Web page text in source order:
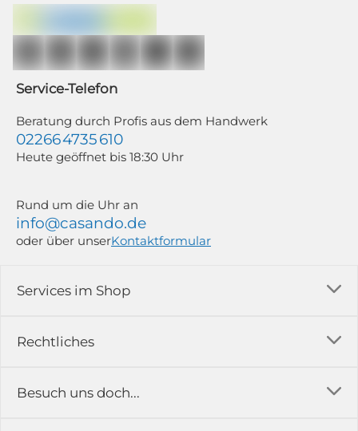
casando (Holz-Richter GmbH) sowie zur Interessen-Analyse durch
jederzeit mit Wirkung für die Zukunft und ohne Angabe von Gründen
Weitere Informationen findest du in unserer Datenschutzerklärung.
Rechtliches
Impressum
Services im Shop
Versandkosten
Erfahrungsberichte & Bewertungen
Besuch uns doch...
Service-Telefon
Beratung durch Profis aus dem Handwerk
02266 4735 610
Heute geöffnet bis 18:30 Uhr
Rund um die Uhr an
info@casando.de
oder über unserKontaktformular